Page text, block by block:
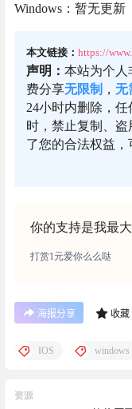
Windows：暂无更新
本文链接： https://
声明： 本站为个人
费分享无限制 ， 无
24小时内删除，
时，禁止复制、
了您的合法权益，
你的支持是我最
打赏1元爱你么么哒
海报分享 收藏
IOS windows
资源